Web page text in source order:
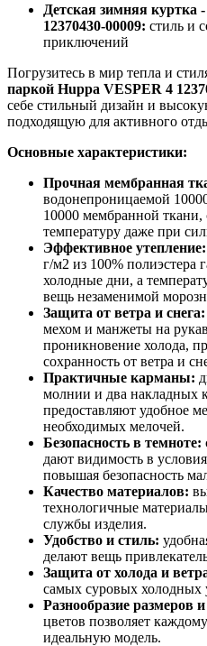
Детская зимняя куртка
12370430-00009: cтиль и
приключений
Погрузитесь в мир тепла и
паркой Huppa VESPER 4
себе стильный дизайн и
подходящую для активного
Основные характеристики:
Прочная мембранная
водонепроницаемой
10000 мембранной
температуру даже при
Эффективное утепление:
г/м2 из 100% полиэстера
холодные дни, а
вещь незаменимой
Защита от ветра и снега:
мехом и манжеты на
проникновение холода,
сохранность от ветра и
Практичные карманы:
молнии и два накладных
предоставляют удобное
необходимых мелочей.
Безопасность в темноте:
дают видимость в
повышая безопасность
Качество материалов:
технологичные
службы изделия.
Удобство и стиль:
делают вещь
Защита от холода и
самых суровых холодных
Разнообразие размеров
цветов позволяет
идеальную модель.